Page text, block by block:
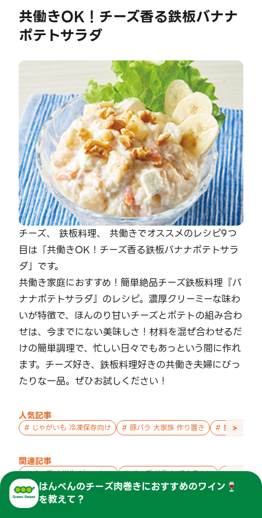
共働きOK！チーズ香る鉄板バナナ
ポテトサラダ
チーズ、 鉄板料理、 共働きでオススメのレシピ9つ
目は「共働きOK！チーズ香る鉄板バナナポテトサラ
ダ」です。
共働き家庭におすすめ！簡単絶品チーズ鉄板料理『バ
ナナポテトサラダ』のレシピ。濃厚クリーミーな味わ
いが特徴で、ほんのり甘いチーズとポテトの組み合わ
せは、今までにない美味しさ！材料を混ぜ合わせるだ
けの簡単調理で、忙しい日々でもあっという間に作れ
ます。チーズ好き、鉄板料理好きの共働き夫婦にぴっ
たりな一品。ぜひお試しください！
人気記事
# じゃがいも 冷凍保存向け # 豚バラ 大家族 作り置き # 鮭 親子 作
>
関連記事
#チーズ 中学生 ジューシー #チーズ 共働き 初心者向け #チーズ
>
関連キーワード
はんぺんのチーズ肉巻きにおすすめのワイン🍷
を教えて？